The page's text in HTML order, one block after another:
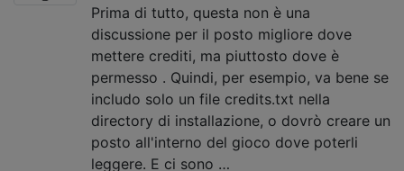
Prima di tutto, questa non è una
discussione per il posto migliore dove
mettere crediti, ma piuttosto dove è
permesso . Quindi, per esempio, va bene se
includo solo un file credits.txt nella
directory di installazione, o dovrò creare un
posto all'interno del gioco dove poterli
leggere. E ci sono …